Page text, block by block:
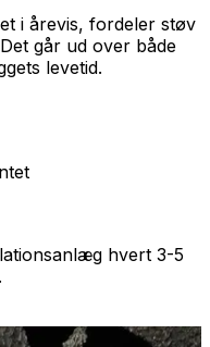
i årevis, fordeler støv
går ud over både
levetid.
hvert 3-5